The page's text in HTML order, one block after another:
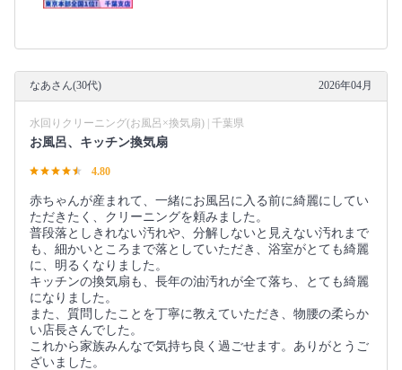
なあさん(30代) 2026年04月
水回りクリーニング(お風呂×換気扇) | 千葉県
お風呂、キッチン換気扇
4.80
赤ちゃんが産まれて、一緒にお風呂に入る前に綺麗にしてい
ただきたく、クリーニングを頼みました。
普段落としきれない汚れや、分解しないと見えない汚れまで
も、細かいところまで落としていただき、浴室がとても綺麗
に、明るくなりました。
キッチンの換気扇も、長年の油汚れが全て落ち、とても綺麗
になりました。
また、質問したことを丁寧に教えていただき、物腰の柔らか
い店長さんでした。
これから家族みんなで気持ち良く過ごせます。ありがとうご
ざいました。